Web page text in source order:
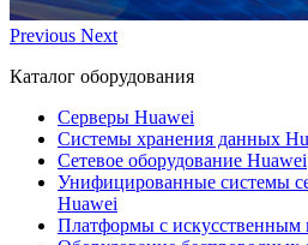
Previous Next
Каталог оборудования
Серверы Huawei
Системы хранения данных
Сетевое оборудование Huawei
Унифицированные системы
Huawei
Платформы с искусственным